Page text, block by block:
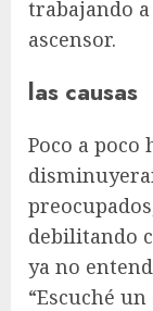
trabajando
ascensor.
las causas
Poco a
debilitando
ya no
“Escuché